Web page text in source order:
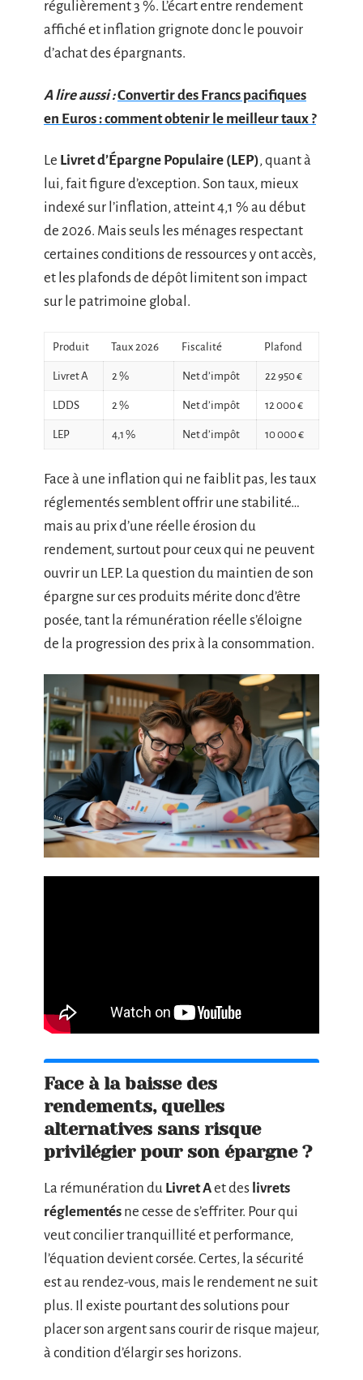
régulièrement 3 %. L’écart entre rendement
affiché et inflation grignote donc le pouvoir
d’achat des épargnants.
A lire aussi :Convertir des Francs pacifiques
en Euros : comment obtenir le meilleur taux ?
Le Livret d’Épargne Populaire (LEP), quant à
lui, fait figure d’exception. Son taux, mieux
indexé sur l’inflation, atteint 4,1 % au début
de 2026. Mais seuls les ménages respectant
certaines conditions de ressources y ont accès,
et les plafonds de dépôt limitent son impact
sur le patrimoine global.
Produit Taux 2026 Fiscalité Plafond
Livret A 2 % Net d’impôt 22 950 €
LDDS 2 % Net d’impôt 12 000 €
LEP 4,1 % Net d’impôt 10 000 €
Face à une inflation qui ne faiblit pas, les taux
réglementés semblent offrir une stabilité…
mais au prix d’une réelle érosion du
rendement, surtout pour ceux qui ne peuvent
ouvrir un LEP. La question du maintien de son
épargne sur ces produits mérite donc d’être
posée, tant la rémunération réelle s’éloigne
de la progression des prix à la consommation.
Face à la baisse des
rendements, quelles
alternatives sans risque
privilégier pour son épargne ?
La rémunération du Livret Aet des livrets
réglementés ne cesse de s’effriter. Pour qui
veut concilier tranquillité et performance,
l’équation devient corsée. Certes, la sécurité
est au rendez-vous, mais le rendement ne suit
plus. Il existe pourtant des solutions pour
placer son argent sans courir de risque majeur,
à condition d’élargir ses horizons.